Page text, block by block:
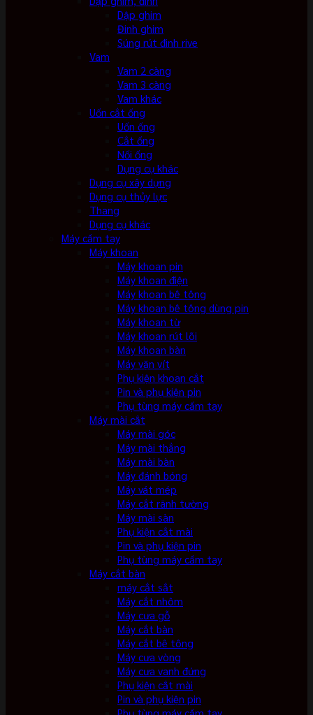
Dập ghim
Đinh ghim
Súng rút đinh rive
Vam
Vam 2 càng
Vam 3 càng
Vam khác
Uốn cắt ống
Uốn ống
Cắt ống
Nối ống
Dụng cụ khác
Dụng cụ xây dựng
Dụng cụ thủy lực
Thang
Dụng cụ khác
Máy cầm tay
Máy khoan
Máy khoan pin
Máy khoan điện
Máy khoan bê tông
Máy khoan bê tông dùng pin
Máy khoan từ
Máy khoan rút lõi
Máy khoan bàn
Máy vặn vít
Phụ kiện khoan cắt
Pin và phụ kiện pin
Phụ tùng máy cầm tay
Máy mài cắt
Máy mài góc
Máy mài thẳng
Máy mài bàn
Máy đánh bóng
Máy vát mép
Máy cắt rãnh tường
Máy mài sàn
Phụ kiện cắt mài
Pin và phụ kiện pin
Phụ tùng máy cầm tay
Máy cắt bàn
máy cắt sắt
Máy cắt nhôm
Máy cưa gỗ
Máy cắt bàn
Máy cắt bê tông
Máy cưa vòng
Máy cưa vanh đứng
Phụ kiện cắt mài
Pin và phụ kiện pin